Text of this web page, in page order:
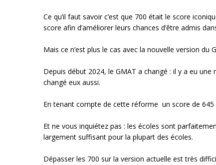
Ce qu’il faut savoir c’est que 700 était le score
score afin d’améliorer leurs chances d’être admis
Mais ce n’est plus le cas avec la nouvelle version du
Depuis début 2024, le GMAT a changé : il y a eu
changé eux aussi.
En tenant compte de cette réforme un score de 645
Et ne vous inquiétez pas : les écoles sont
largement suffisant pour la plupart des écoles.
Dépasser les 700 sur la version actuelle est très